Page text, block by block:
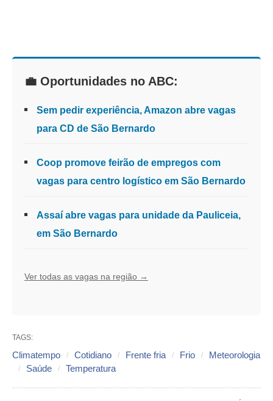
💼 Oportunidades no ABC:
Sem pedir experiência, Amazon abre vagas
para CD de São Bernardo
Coop promove feirão de empregos com
vagas para centro logístico em São Bernardo
Assaí abre vagas para unidade da Pauliceia,
em São Bernardo
Ver todas as vagas na região →
TAGS:
Climatempo Cotidiano Frente fria Frio
Meteorologia
Saúde
Temperatura